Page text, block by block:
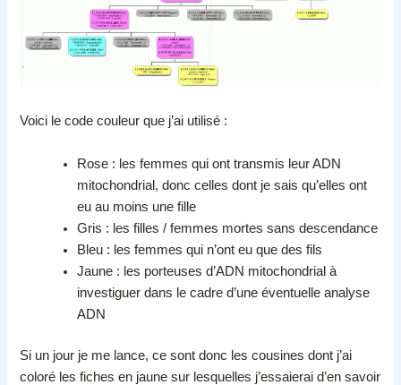
Voici le code couleur que j’ai utilisé :
Rose : les femmes qui ont transmis leur ADN
mitochondrial, donc celles dont je sais qu’elles ont
eu au moins une fille
Gris : les filles / femmes mortes sans descendance
Bleu : les femmes qui n’ont eu que des fils
Jaune : les porteuses d’ADN mitochondrial à
investiguer dans le cadre d’une éventuelle analyse
ADN
Si un jour je me lance, ce sont donc les cousines dont j’ai
coloré les fiches en jaune sur lesquelles j’essaierai d’en savoir